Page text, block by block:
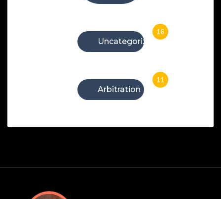
Uncategorized
16
Arbitration
11